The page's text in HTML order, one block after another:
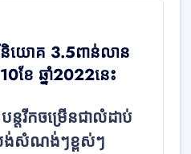
និយោគ 3.5ពាន់លាន
ខែ ឆ្នាំ2022នេះ
រីកចម្រើនជាលំដាប់
ង់សំណង់ៗខ្ពស់ៗ